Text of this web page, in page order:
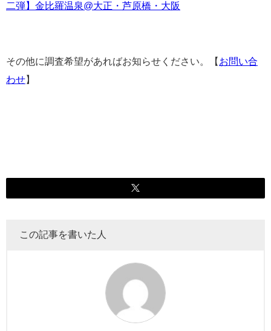
二弾】金比羅温泉@大正・芦原橋・大阪
その他に調査希望があればお知らせください。【 お問い合
わせ】
この記事を書いた人